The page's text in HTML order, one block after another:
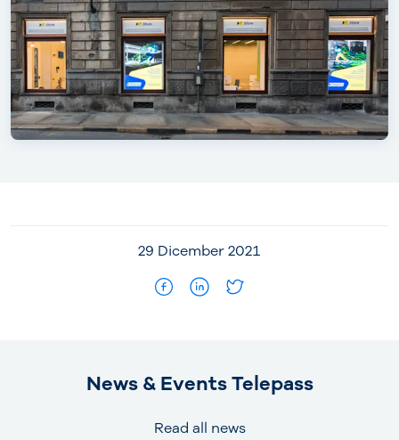
29 Dicember 2021
News & Events Telepass
Read all news